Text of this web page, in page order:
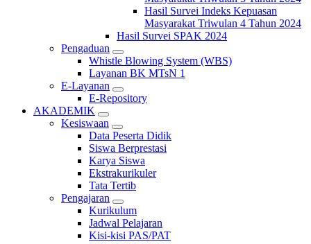
Hasil Survei Indeks Kepuasan
Masyarakat Triwulan 4 Tahun 2024
Hasil Survei SPAK 2024
Pengaduan
Whistle Blowing System (WBS)
Layanan BK MTsN 1
E-Layanan
E-Repository
AKADEMIK
Kesiswaan
Data Peserta Didik
Siswa Berprestasi
Karya Siswa
Ekstrakurikuler
Tata Tertib
Pengajaran
Kurikulum
Jadwal Pelajaran
Kisi-kisi PAS/PAT